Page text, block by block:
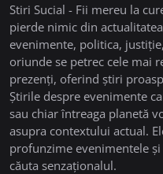
Stiri Sucial - Fii mereu la
pierde nimic din
evenimente, politica,
oriunde se petrec cele mai
prezenți, oferind știri
Știrile despre evenimente
sau chiar întreaga planetă
asupra contextului actual.
profunzime evenimentele
căuta senzaționalul.